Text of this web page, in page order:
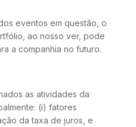
eventos em questão, o
ao nosso ver, pode
a companhia no futuro.
as atividades da
(i) fatores
da taxa de juros, e